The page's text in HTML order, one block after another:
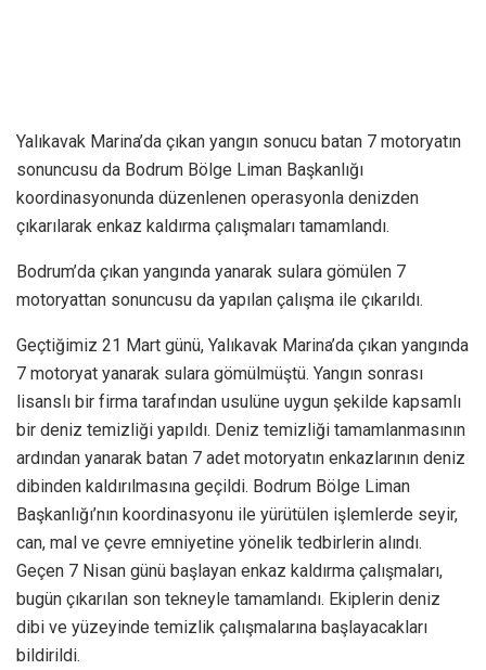
Yalıkavak Marina’da çıkan yangın sonucu batan 7 motoryatın
sonuncusu da Bodrum Bölge Liman Başkanlığı
koordinasyonunda düzenlenen operasyonla denizden
çıkarılarak enkaz kaldırma çalışmaları tamamlandı.
Bodrum’da çıkan yangında yanarak sulara gömülen 7
motoryattan sonuncusu da yapılan çalışma ile çıkarıldı.
Geçtiğimiz 21 Mart günü, Yalıkavak Marina’da çıkan yangında
7 motoryat yanarak sulara gömülmüştü. Yangın sonrası
lisanslı bir firma tarafından usulüne uygun şekilde kapsamlı
bir deniz temizliği yapıldı. Deniz temizliği tamamlanmasının
ardından yanarak batan 7 adet motoryatın enkazlarının deniz
dibinden kaldırılmasına geçildi. Bodrum Bölge Liman
Başkanlığı’nın koordinasyonu ile yürütülen işlemlerde seyir,
can, mal ve çevre emniyetine yönelik tedbirlerin alındı.
Geçen 7 Nisan günü başlayan enkaz kaldırma çalışmaları,
bugün çıkarılan son tekneyle tamamlandı. Ekiplerin deniz
dibi ve yüzeyinde temizlik çalışmalarına başlayacakları
bildirildi.